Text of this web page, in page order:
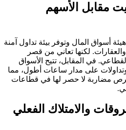
مقابل الأسهم
أسواق المال وتوفر بيئة تداول آمنة
لكنها تعاني من قصر
في المقابل، تتيح الأسواق
على مدار ساعات أطول، مما
مضاربة لا حصر لها في قطاعات
والامتلاك الفعلي